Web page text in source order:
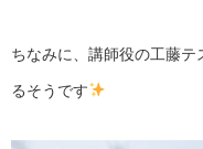
ちなみに、講師役の工藤
るそうです